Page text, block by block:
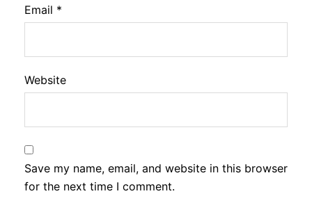
Email *
Website
Save my name, email, and website in this browser
for the next time I comment.